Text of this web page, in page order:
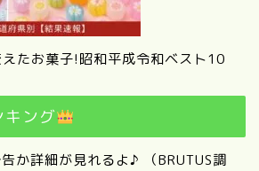
えたお菓子!昭和平成令和ベスト10
キング
か詳細が見れるよ♪ （BRUTUS調